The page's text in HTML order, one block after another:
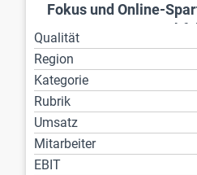
Fokus und Online-
Qualität
Region
Kategorie
Rubrik
Umsatz
Mitarbeiter
EBIT